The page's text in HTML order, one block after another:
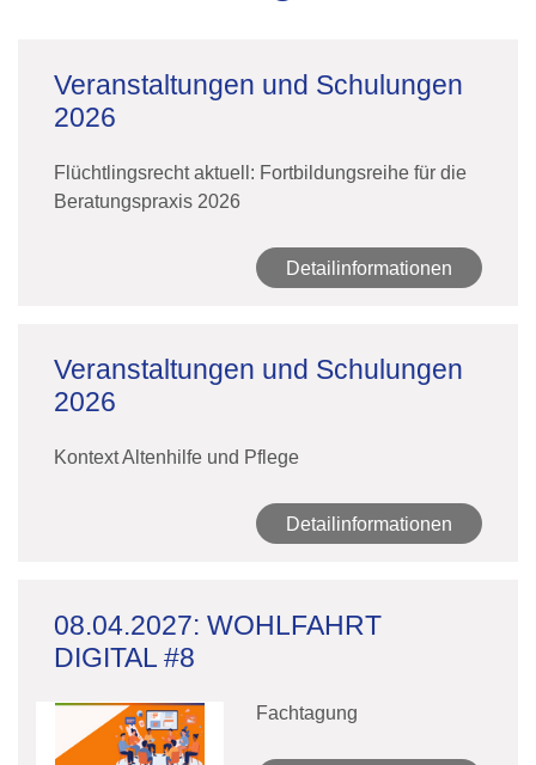
Veranstaltungen und Schulungen
2026
Flüchtlingsrecht aktuell: Fortbildungsreihe für die
Beratungspraxis 2026
Detailinformationen
Veranstaltungen und Schulungen
2026
Kontext Altenhilfe und Pflege
Detailinformationen
08.04.2027: WOHLFAHRT
DIGITAL #8
Fachtagung